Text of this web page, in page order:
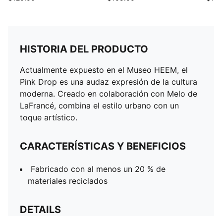
HISTORIA DEL PRODUCTO
Actualmente expuesto en el Museo HEEM, el
Pink Drop es una audaz expresión de la cultura
moderna. Creado en colaboración con Melo de
LaFrancé, combina el estilo urbano con un
toque artístico.
CARACTERÍSTICAS Y BENEFICIOS
Fabricado con al menos un 20 % de
materiales reciclados
DETAILS